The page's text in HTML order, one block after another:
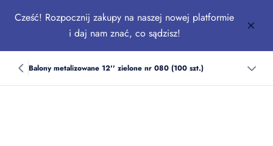
Cześć! Rozpocznij zakupy na naszej nowej platformie
i daj nam znać, co sądzisz!
Balony metalizowane 12'' zielone nr 080 (100 szt.)